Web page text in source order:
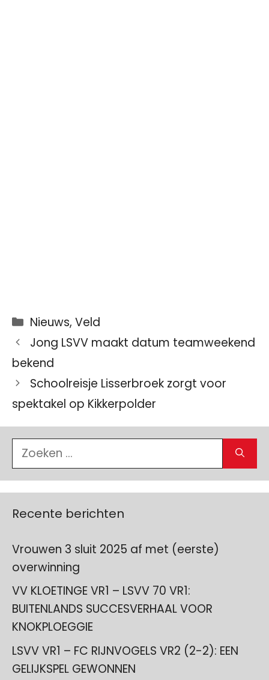
Categorieën
Nieuws,Veld
Jong LSVV maakt datum teamweekend
bekend
Schoolreisje Lisserbroek zorgt voor
spektakel op Kikkerpolder
Zoek
naar:
Recente berichten
Vrouwen 3 sluit 2025 af met (eerste)
overwinning
VV KLOETINGE VR1 – LSVV 70 VR1:
BUITENLANDS SUCCESVERHAAL VOOR
KNOKPLOEGGIE
LSVV VR1 – FC RIJNVOGELS VR2 (2-2): EEN
GELIJKSPEL GEWONNEN